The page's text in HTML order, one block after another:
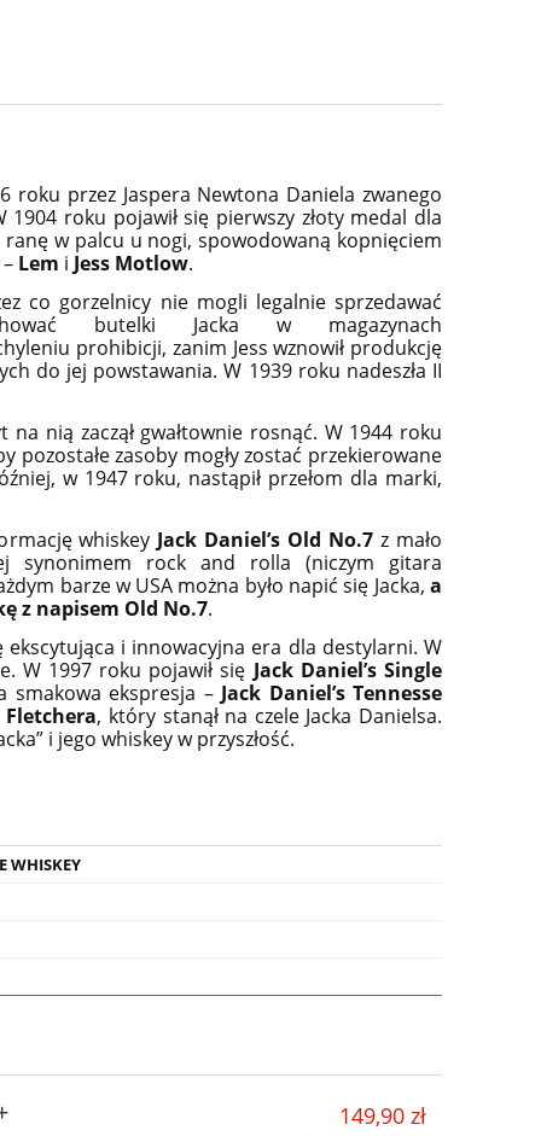
OPAKOWANIE MŁODA WHISKY
RECEPTURA
roku przez Jaspera Newtona Daniela zwanego
roku pojawił się pierwszy złoty medal dla
w palcu u nogi, spowodowaną kopnięciem
Lem i Jess Motlow.
co gorzelnicy nie mogli legalnie sprzedawać
butelki Jacka w magazynach
prohibicji, zanim Jess wznowił produkcję
do jej powstawania. W 1939 roku nadeszła II
nią zaczął gwałtownie rosnąć. W 1944 roku
pozostałe zasoby mogły zostać przekierowane
w 1947 roku, nastąpił przełom dla marki,
whiskey Jack Daniel’s Old No.7 z mało
synonimem rock and rolla (niczym gitara
barze w USA można było napić się Jacka, a
z napisem Old No.7.
ekscytująca i innowacyjna era dla destylarni. W
W 1997 roku pojawił się Jack Daniel’s Single
smakowa ekspresja – Jack Daniel’s Tennesse
Fletchera, który stanął na czele Jacka Danielsa.
i jego whiskey w przyszłość.
WHISKEY
149,90 zł